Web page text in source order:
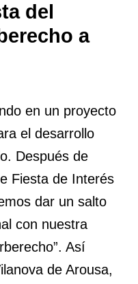
del
a
en un proyecto
el desarrollo
Después de
Fiesta de Interés
dar un salto
con nuestra
Así
de Arousa,